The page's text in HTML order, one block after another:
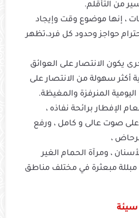
من التأقلم.
، إنها موضوع وقت وإيجاد
حواجز وحدود كل فرد،تظهر
يكون الانتصار على العوائق
أكثر سهولة من الانتصار على
المنرفزة والمغيظة.
الإفطار برائحة نفاذه ،
صوت عالى و كامل ، ورفع
،
، ومرآة الحمام الغير
مبعثرة في مختلف مناطق